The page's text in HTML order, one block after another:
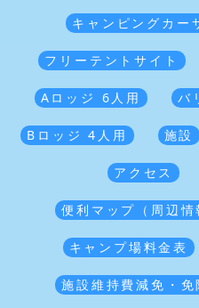
キャンピングカー
フリーテントサイト
Aロッジ 6人用 バ
Bロッジ 4人用 施設
アクセス
便利マップ（周辺情
キャンプ場料金表
施設維持費減免・免